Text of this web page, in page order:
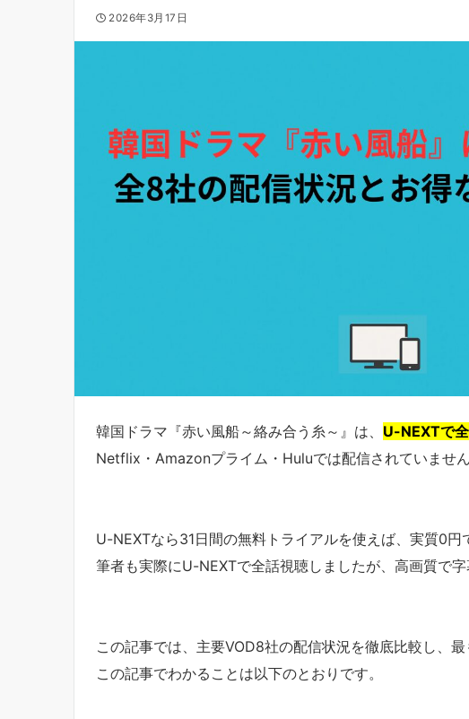
2026年3月17日
韓国ドラマ『赤い風船～絡み合う糸～』は、 U-NEXTで
Netflix・Amazonプライム・Huluでは配信されていません
U-NEXTなら31日間の無料トライアルを使えば、実質0円
筆者も実際にU-NEXTで全話視聴しましたが、高画質で字
この記事では、主要VOD8社の配信状況を徹底比較し、最
この記事でわかることは以下のとおりです。